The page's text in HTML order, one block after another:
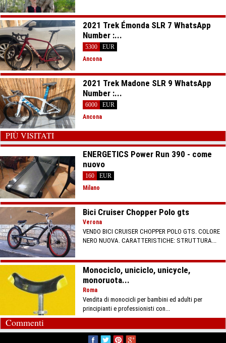
2021 Trek Émonda SLR 7 WhatsApp
Number :...
5300
EUR
Ancona
2021 Trek Madone SLR 9 WhatsApp
Number :...
6000
EUR
Ancona
PIÙ VISITATI
ENERGETICS Power Run 390 - come
nuovo
160
EUR
Milano
Bici Cruiser Chopper Polo gts
Verona
VENDO BICI CRUISER CHOPPER POLO GTS. COLORE
NERO NUOVA. CARATTERISTICHE: STRUTTURA...
Monociclo, uniciclo, unicycle,
monoruota...
Roma
Vendita di monocicli per bambini ed adulti per
principianti e professionisti con...
Commenti